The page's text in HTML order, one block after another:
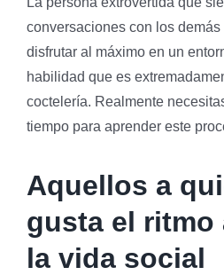
conversaciones con los
disfrutar al máximo en un
habilidad que es
coctelería. Realmente
tiempo para aprender este
Aquellos a
gusta el ritmo
la vida social